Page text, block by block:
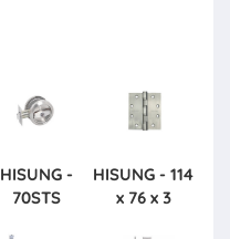
HISUNG -
70STS
HISUNG - 114
x 76 x 3